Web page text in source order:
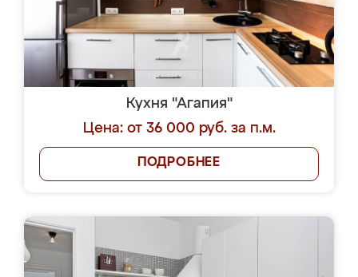
Кухня "Агапия"
Цена: от 36 000 руб. за п.м.
ПОДРОБНЕЕ